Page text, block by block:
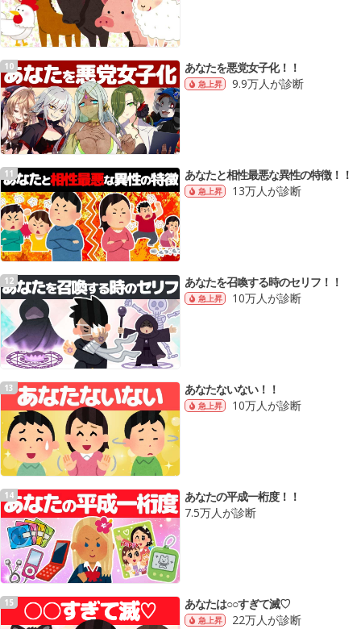
10 あなたを悪党女子化！！
急上昇 9.9万人が診断
11 あなたと相性最悪な異性の特徴！！
急上昇 13万人が診断
12 あなたを召喚する時のセリフ！！
急上昇 10万人が診断
13 あなたないない！！
急上昇 10万人が診断
14
あなたの平成一桁度！！
7.5万人が診断
15 あなたは○○すぎて滅♡
急上昇 22万人が診断